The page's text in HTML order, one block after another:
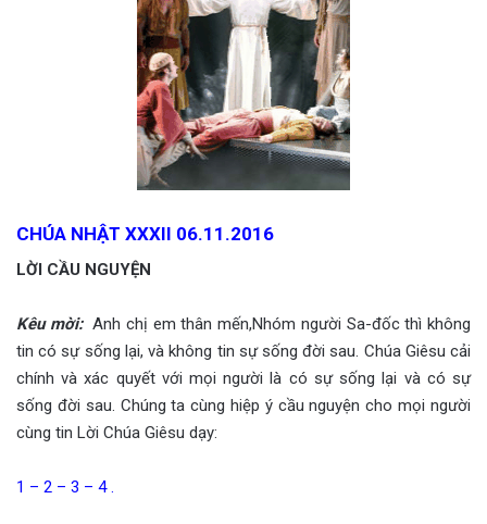
CHÚA NHẬT XXXII 06.11.201 6
LỜI CẦU NGUYỆN
Kêu mời:Anh chị em thân mến,Nhóm người Sa-đốc thì không
tin có sự sống lại, và không tin sự sống đời sau. Chúa Giêsu cải
chính và xác quyết với mọi người là có sự sống lại và có sự
sống đời sau. Chúng ta cùng hiệp ý cầu nguyện cho mọi người
cùng tin Lời Chúa Giêsu dạy:
1 – 2 – 3 – 4 .